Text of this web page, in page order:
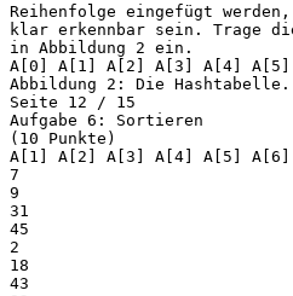
Reihenfolge eingefügt
klar erkennbar sein. Trage
in Abbildung 2 ein.
A[0] A[1] A[2] A[3] A[4] A[5]
Abbildung 2: Die Hashtabelle.
Seite 12 / 15
Aufgabe 6: Sortieren
(10 Punkte)
A[1] A[2] A[3] A[4] A[5] A[6]
7
9
31
45
2
18
43